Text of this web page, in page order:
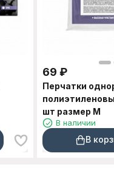
69 ₽
Перчатки
шт размер M
В наличии
В